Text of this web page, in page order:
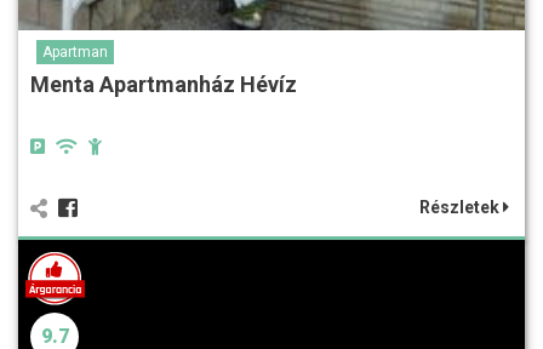
Apartman
Menta Apartmanház Hévíz
Részletek
9.7